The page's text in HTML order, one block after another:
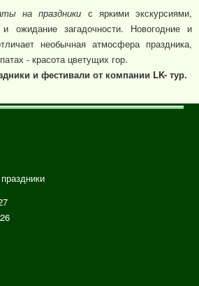
на праздники с яркими экскурсиями,
ожидание загадочности. Новогодние и
необычная атмосфера праздника,
- красота цветущих гор.
и фестивали от компании LK- тур.